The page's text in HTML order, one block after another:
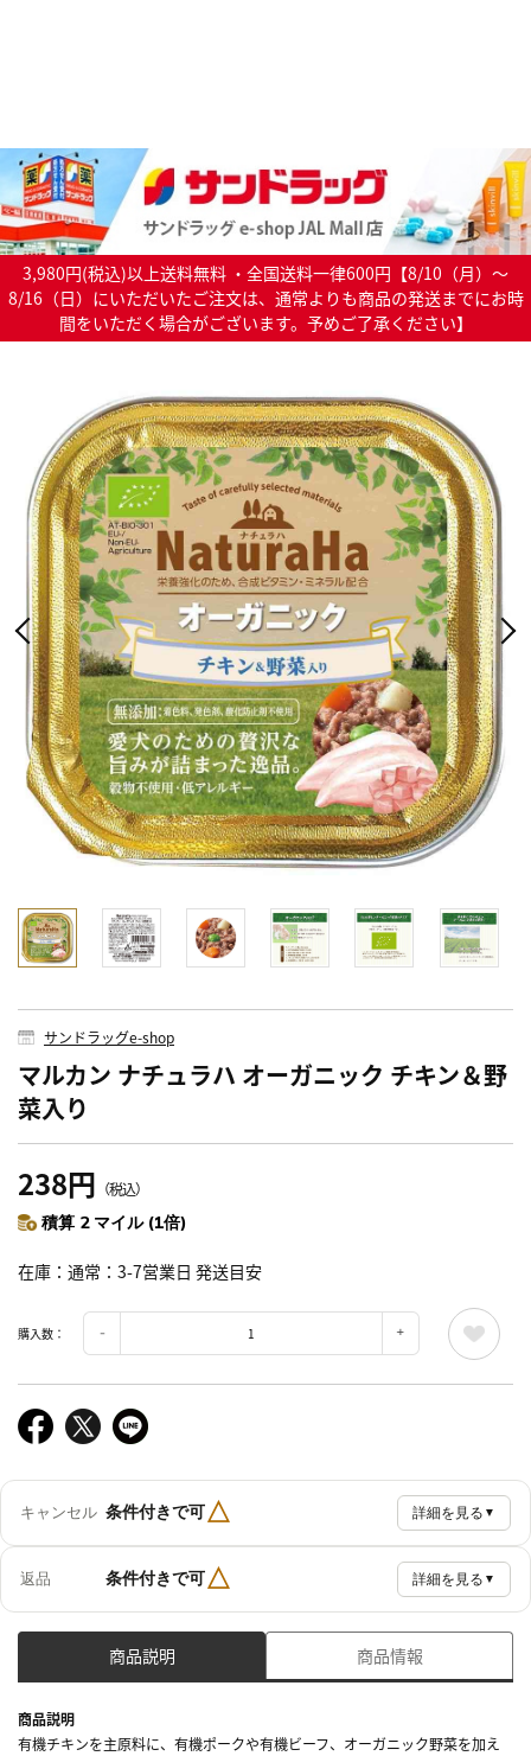
3,980円(税込)以上送料無料 ・全国送料一律600円【8/10（月）～
8/16（日）にいただいたご注文は、通常よりも商品の発送までにお時
間をいただく場合がございます。予めご了承ください】
サンドラッグe-shop
マルカン ナチュラハ オーガニック チキン＆野
菜入り
238円 （税込）
積算 2 マイル (1倍)
在庫 通常：3-7営業日 発送目安
購入数：
キャンセル 条件付きで可△ 詳細を見る ▼
返品 条件付きで可△ 詳細を見る ▼
商品説明 商品情報
商品説明
有機チキンを主原料に、有機ポークや有機ビーフ、オーガニック野菜を加え